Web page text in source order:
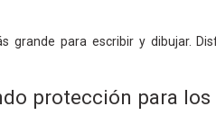
grande para escribir y dibujar.
protección para